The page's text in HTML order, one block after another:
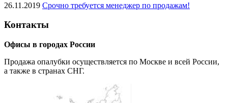
26.11.2019 Срочно требуется менеджер по продажам!
Контакты
Офисы в городах России
Продажа опалубки осуществляется по Москве и всей России,
а также в странах СНГ.